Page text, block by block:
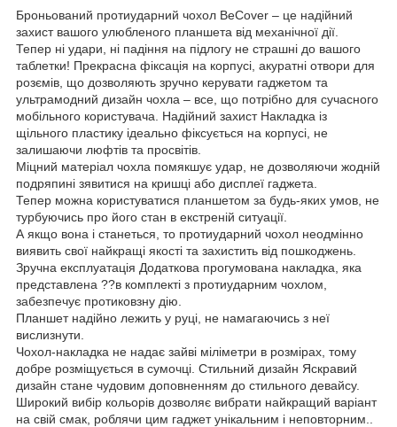
Броньований протиударний чохол BeCover – це надійний
захист вашого улюбленого планшета від механічної дії.
Тепер ні удари, ні падіння на підлогу не страшні до вашого
таблетки! Прекрасна фіксація на корпусі, акуратні отвори для
розємів, що дозволяють зручно керувати гаджетом та
ультрамодний дизайн чохла – все, що потрібно для сучасного
мобільного користувача. Надійний захист Накладка із
щільного пластику ідеально фіксується на корпусі, не
залишаючи люфтів та просвітів.
Міцний матеріал чохла помякшує удар, не дозволяючи жодній
подряпині зявитися на кришці або дисплеї гаджета.
Тепер можна користуватися планшетом за будь-яких умов, не
турбуючись про його стан в екстреній ситуації.
А якщо вона і станеться, то протиударний чохол неодмінно
виявить свої найкращі якості та захистить від пошкоджень.
Зручна експлуатація Додаткова прогумована накладка, яка
представлена ??в комплекті з протиударним чохлом,
забезпечує протиковзну дію.
Планшет надійно лежить у руці, не намагаючись з неї
вислизнути.
Чохол-накладка не надає зайві міліметри в розмірах, тому
добре розміщується в сумочці. Стильний дизайн Яскравий
дизайн стане чудовим доповненням до стильного девайсу.
Широкий вибір кольорів дозволяє вибрати найкращий варіант
на свій смак, роблячи цим гаджет унікальним і неповторним..